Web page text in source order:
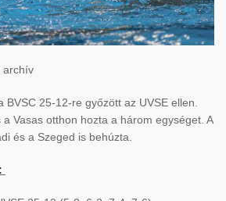
archív
BVSC 25-12-re győzött az UVSE ellen.
Vasas otthon hozta a három egységet. A
és a Szeged is behúzta.